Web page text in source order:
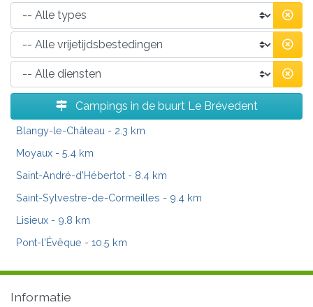
Campings in de buurt Le Brévedent
Blangy-le-Château - 2.3 km
Moyaux - 5.4 km
Saint-André-d'Hébertot - 8.4 km
Saint-Sylvestre-de-Cormeilles - 9.4 km
Lisieux - 9.8 km
Pont-l'Évêque - 10.5 km
Informatie